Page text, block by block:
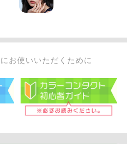
お使いいただくために